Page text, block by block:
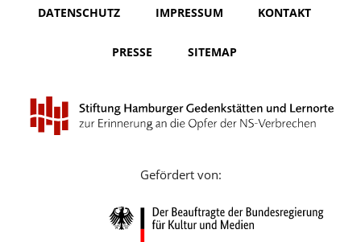
Nederlands
Português
Русский
DATENSCHUTZ IMPRESSUM KONTAKT
PRESSE SITEMAP
Gefördert von: